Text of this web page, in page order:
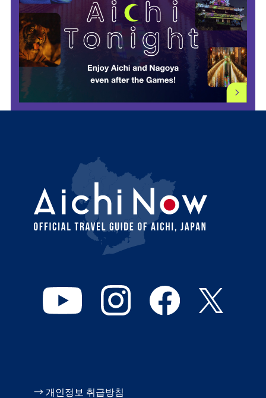
→ 개인정보 취급방침